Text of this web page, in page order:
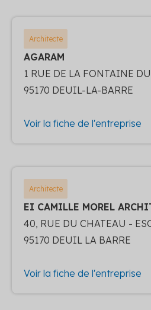
Architecte
AGARAM
1 RUE DE LA FONTAINE
95170 DEUIL-LA-BARRE
Voir la fiche de l'entreprise
Architecte
EI CAMILLE MOREL
40, RUE DU CHATEAU -
95170 DEUIL LA BARRE
Voir la fiche de l'entreprise